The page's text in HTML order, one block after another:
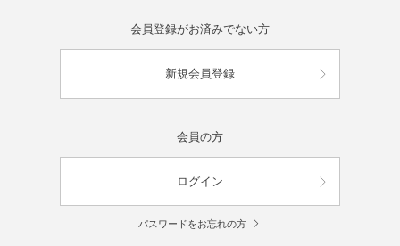
会員登録がお済みでない方
新規会員登録
会員の方
ログイン
パスワードをお忘れの方